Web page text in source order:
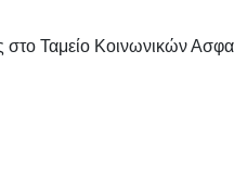
στο Ταμείο Κοινωνικών